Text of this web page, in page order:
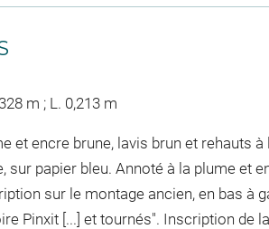
m ; L. 0,213 m
et encre brune, lavis brun et rehauts
sur papier bleu. Annoté à la plume et
sur le montage ancien, en bas à
Pinxit [...] et tournés". Inscription de